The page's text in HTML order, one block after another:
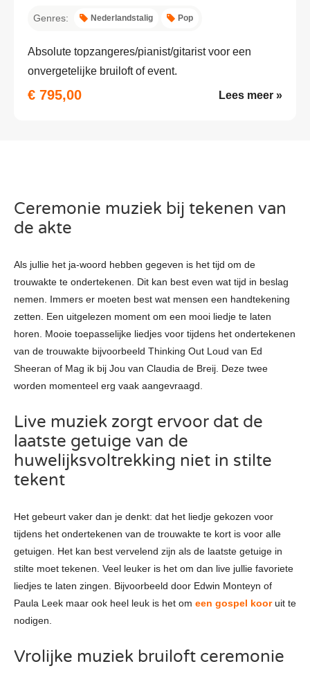
Genres: Nederlandstalig Pop
Absolute topzangeres/pianist/gitarist voor een
onvergetelijke bruiloft of event.
€ 795,00 Lees meer »
Ceremonie muziek bij tekenen van
de akte
Als jullie het ja-woord hebben gegeven is het tijd om de
trouwakte te ondertekenen. Dit kan best even wat tijd in beslag
nemen. Immers er moeten best wat mensen een handtekening
zetten. Een uitgelezen moment om een mooi liedje te laten
horen. Mooie toepasselijke liedjes voor tijdens het ondertekenen
van de trouwakte bijvoorbeeld Thinking Out Loud van Ed
Sheeran of Mag ik bij Jou van Claudia de Breij. Deze twee
worden momenteel erg vaak aangevraagd.
Live muziek zorgt ervoor dat de
laatste getuige van de
huwelijksvoltrekking niet in stilte
tekent
Het gebeurt vaker dan je denkt: dat het liedje gekozen voor
tijdens het ondertekenen van de trouwakte te kort is voor alle
getuigen. Het kan best vervelend zijn als de laatste getuige in
stilte moet tekenen. Veel leuker is het om dan live jullie favoriete
liedjes te laten zingen. Bijvoorbeeld door Edwin Monteyn of
Paula Leek maar ook heel leuk is het om een gospel kooruit te
nodigen.
Vrolijke muziek bruiloft ceremonie